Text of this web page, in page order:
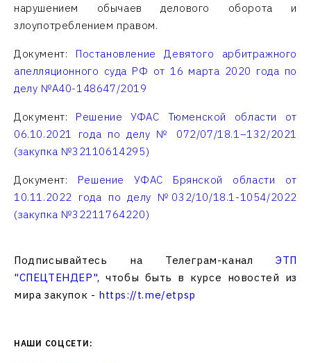
нарушением обычаев делового оборота и
злоупотреблением правом.
Документ: Постановление Девятого арбитражного
апелляционного суда РФ от 16 марта 2020 года по
делу №А40-148647/2019
Документ: Решение УФАС Тюменской области от
06.10.2021 года по делу № 072/07/18.1–132/2021
(закупка №32110614295)
Документ: Решение УФАС Брянской области от
10.11.2022 года по делу №032/10/18.1-1054/2022
(закупка №32211764220)
Подписывайтесь на Телеграм-каналЭТП
"СПЕЦТЕНДЕР", чтобы быть в курсе новостей из
мира закупок - https://t.me/etpsp
НАШИ СОЦСЕТИ: